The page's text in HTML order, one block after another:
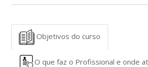
Objetivos do curso
O que faz o Profissional e onde